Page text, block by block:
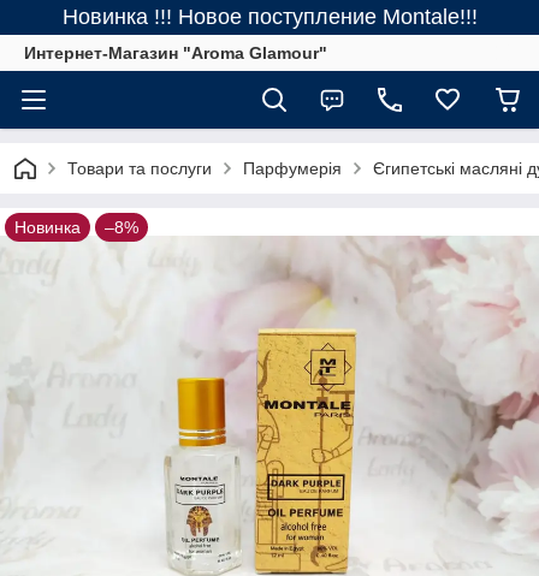
Новинка !!! Новое поступление Montale!!!
Интернет-Магазин "Aroma Glamour"
Товари та послуги Парфумерія Єгипетські масляні
Новинка –8%